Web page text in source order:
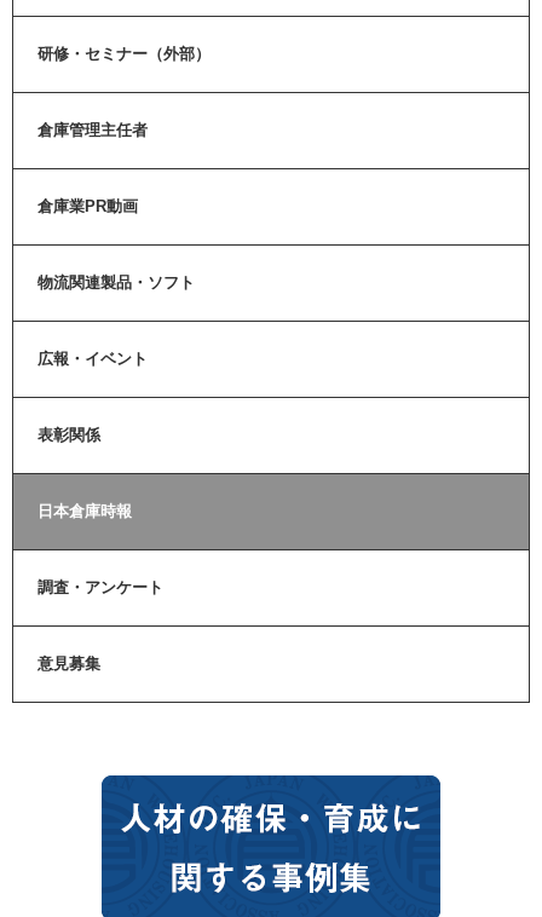
研修・セミナー（外部）
倉庫管理主任者
倉庫業PR動画
物流関連製品・ソフト
広報・イベント
表彰関係
日本倉庫時報
調査・アンケート
意見募集